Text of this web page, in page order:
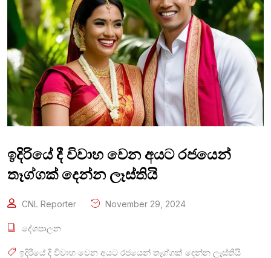
ඉදිරියේ දී විවාහ වෙන අයට රජයෙන්
තෑග්ගක් දෙන්න ලෑස්තියි
CNL Reporter November 29, 2024
දේශපාලන
ඉදිරියේ දී විවාහ වෙන අයට රජයෙන් තෑග්ගක් දෙන්න ලෑස්තියි